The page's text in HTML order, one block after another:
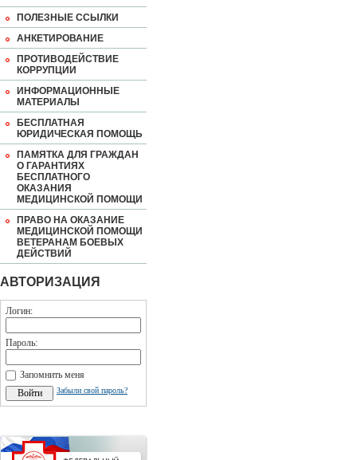
ПОЛЕЗНЫЕ ССЫЛКИ
АНКЕТИРОВАНИЕ
ПРОТИВОДЕЙСТВИЕ
КОРРУПЦИИ
ИНФОРМАЦИОННЫЕ
МАТЕРИАЛЫ
БЕСПЛАТНАЯ
ЮРИДИЧЕСКАЯ ПОМОЩЬ
ПАМЯТКА ДЛЯ ГРАЖДАН
О ГАРАНТИЯХ
БЕСПЛАТНОГО
ОКАЗАНИЯ
МЕДИЦИНСКОЙ ПОМОЩИ
ПРАВО НА ОКАЗАНИЕ
МЕДИЦИНСКОЙ ПОМОЩИ
ВЕТЕРАНАМ БОЕВЫХ
ДЕЙСТВИЙ
АВТОРИЗАЦИЯ
Логин:
Пароль:
Запомнить меня
Забыли свой пароль?